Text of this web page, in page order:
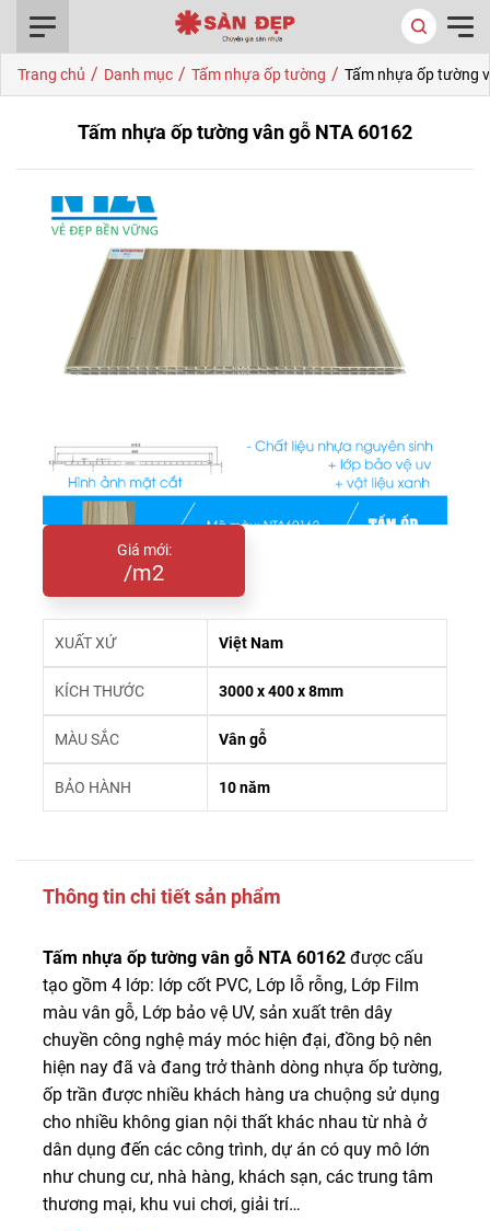
Trang chủ / Danh mục / Tấm nhựa ốp tường / Tấm nhựa ốp tường
Tấm nhựa ốp tường vân gỗ NTA 60162
Giá mới:
/m2
XUẤT XỨ Việt Nam
KÍCH THƯỚC 3000 x 400 x 8mm
MÀU SẮC Vân gỗ
BẢO HÀNH 10 năm
Thông tin chi tiết sản phẩm
Tấm nhựa ốp tường vân gỗ NTA 60162 được cấu
tạo gồm 4 lớp: lớp cốt PVC, Lớp lỗ rỗng, Lớp Film
màu vân gỗ, Lớp bảo vệ UV, sản xuất trên dây
chuyền công nghệ máy móc hiện đại, đồng bộ nên
hiện nay đã và đang trở thành dòng nhựa ốp tường,
ốp trần được nhiều khách hàng ưa chuộng sử dụng
cho nhiều không gian nội thất khác nhau từ nhà ở
dân dụng đến các công trình, dự án có quy mô lớn
như chung cư, nhà hàng, khách sạn, các trung tâm
thương mại, khu vui chơi, giải trí…